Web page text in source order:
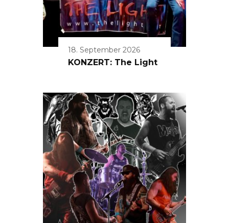
18. September 2026
KONZERT: The Light